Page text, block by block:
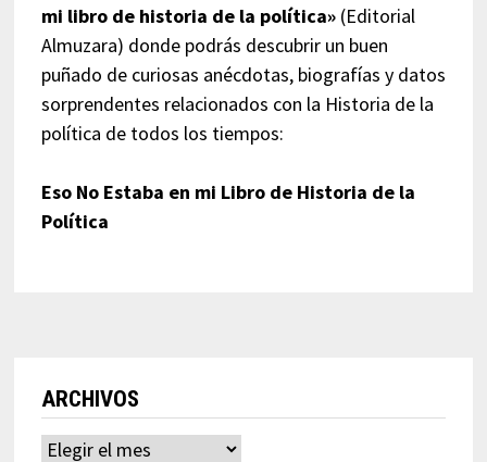
mi libro de historia de la política»(Editorial
Almuzara) donde podrás descubrir un buen
puñado de curiosas anécdotas, biografías y datos
sorprendentes relacionados con la Historia de la
política de todos los tiempos:
Eso No Estaba en mi Libro de Historia de la
Política
ARCHIVOS
Archivos